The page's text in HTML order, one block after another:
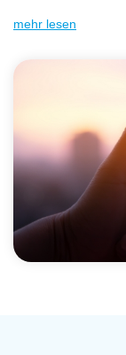
Branchen
jeweiligen Branchen
Erfolgreich
Business
Die Spezialisten
damit ausgereifte
dem Fokus auf
sind Projekte
Mit jedem Kunden
Dafür arbeiten an
mehr lesen